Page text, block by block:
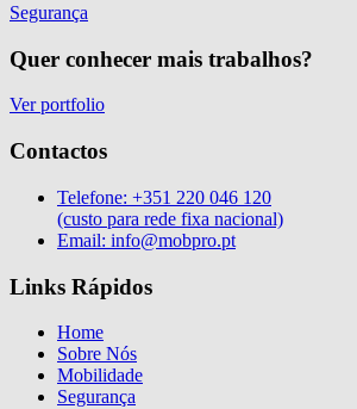
Segurança
Quer conhecer mais trabalhos?
Ver portfolio
Contactos
Telefone: +351 220 046 120
(custo para rede fixa nacional)
Email: info@mobpro.pt
Links Rápidos
Home
Sobre Nós
Mobilidade
Segurança